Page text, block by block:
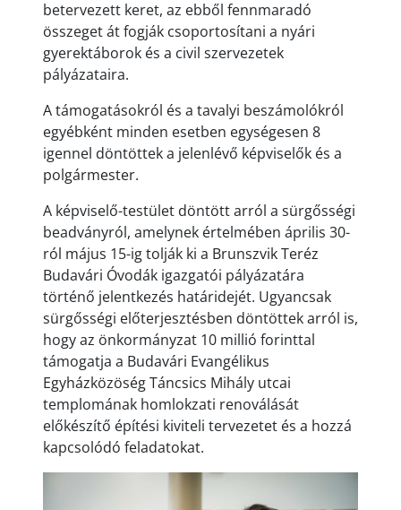
betervezett keret, az ebből fennmaradó
összeget át fogják csoportosítani a nyári
gyerektáborok és a civil szervezetek
pályázataira.
A támogatásokról és a tavalyi beszámolókról
egyébként minden esetben egységesen 8
igennel döntöttek a jelenlévő képviselők és a
polgármester.
A képviselő-testület döntött arról a sürgősségi
beadványról, amelynek értelmében április 30-
ról május 15-ig tolják ki a Brunszvik Teréz
Budavári Óvodák igazgatói pályázatára
történő jelentkezés határidejét. Ugyancsak
sürgősségi előterjesztésben döntöttek arról is,
hogy az önkormányzat 10 millió forinttal
támogatja a Budavári Evangélikus
Egyházközöség Táncsics Mihály utcai
templomának homlokzati renoválását
előkészítő építési kiviteli tervezetet és a hozzá
kapcsolódó feladatokat.